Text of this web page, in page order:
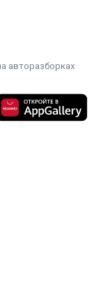
авторазборках